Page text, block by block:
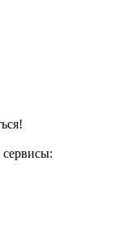
сервисы: